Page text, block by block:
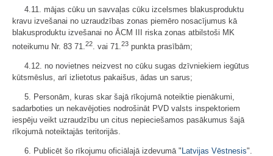
4.11. mājas cūku un savvaļas cūku izcelsmes blakusproduktu
kravu izvešanai no uzraudzības zonas piemēro nosacījumus kā
blakusproduktu izvešanai no ĀCM III riska zonas atbilstoši MK
noteikumu Nr. 83 71. 22 . vai 71. 23 punkta prasībām;
4.12. no novietnes neizvest no cūku sugas dzīvniekiem iegūtus
kūtsmēslus, arī izlietotus pakaišus, ādas un sarus;
5. Personām, kuras skar šajā rīkojumā noteiktie pienākumi,
sadarboties un nekavējoties nodrošināt PVD valsts inspektoriem
iespēju veikt uzraudzību un citus nepieciešamos pasākumus šajā
rīkojumā noteiktajās teritorijās.
6. Publicēt šo rīkojumu oficiālajā izdevumā " Latvijas Vēstnesis".